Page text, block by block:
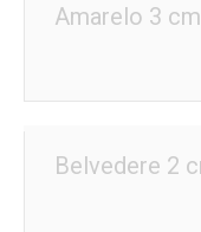
Amarelo 3
Belvedere 2